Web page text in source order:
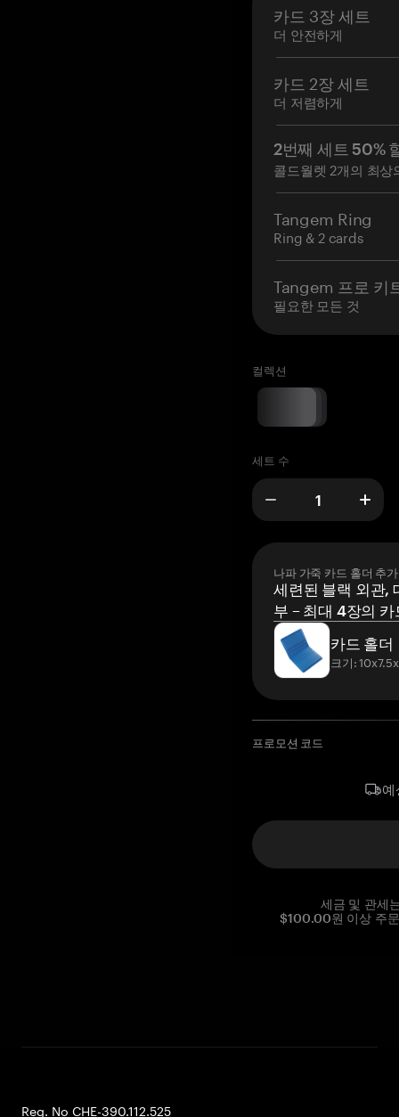
카드 3장 세트
더 안전하게
카드 2장 세트
더 저렴하게
2번째 세트 50%
콜드월렛 2개의 최상
Tangem Ring
Ring & 2 cards
Tangem 프로 키
필요한 모든 것
컬렉션
세트 수
나파 가죽 카드 홀더 추가
세련된 블랙 외관,
부 – 최대 4장의
카드 홀더
크기:
프로모션 코드
예
세금 및 관세
$100.00원 이상 주
Reg. No CHE-390.112.525